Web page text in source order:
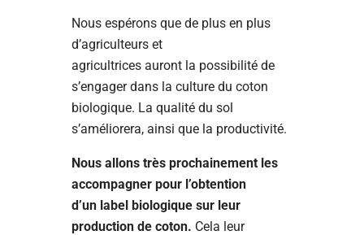
Nous espérons que de plus en plus
d’agriculteurs et
agricultrices auront la possibilité de
s’engager dans la culture du coton
biologique. La qualité du sol
s’améliorera, ainsi que la productivité.
Nous allons très prochainement les
accompagner pour l’obtention
d’un label biologique sur leur
production de coton. Cela leur